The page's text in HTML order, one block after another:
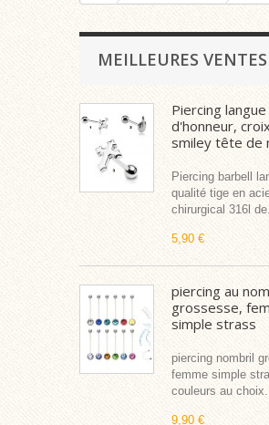
MEILLEURES VENTES
Piercing
d'honneur,
smiley tête de
Piercing barbell
qualité tige en
chirurgical 316l
5,90 €
piercing au
grossesse,
simple strass
piercing nombril
femme simple
couleurs au
9,90 €